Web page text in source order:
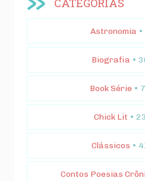
Astronomia
Biografia •
Book Série •
Chick Lit •
Clássicos •
Contos Poesias